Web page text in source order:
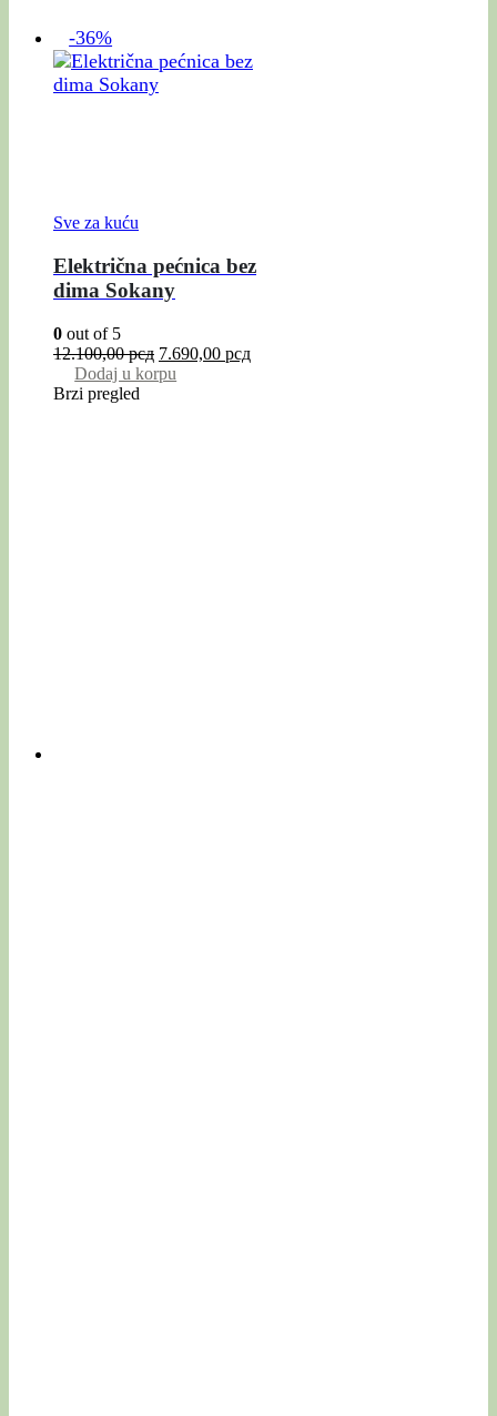
-36%
Sve za kuću
Električna pećnica bez
dima Sokany
0 out of 5
12.100,00рсд 7.690,00 рсд
Dodaj u korpu
Brzi pregled